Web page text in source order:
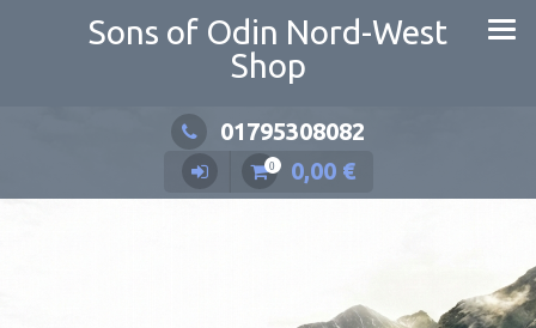
Sons of Odin Nord-West
Shop
01795308082
0 0,00 €